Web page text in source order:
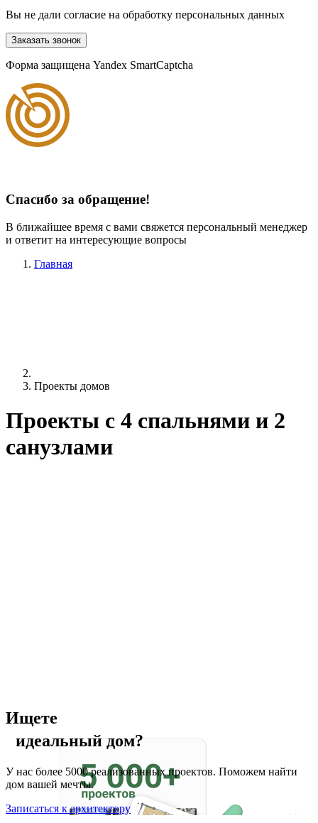
Вы не дали согласие на обработку персональных данных
Заказать звонок
Форма защищена Yandex SmartCaptcha
Спасибо за обращение!
В ближайшее время с вами свяжется персональный менеджер
и ответит на интересующие вопросы
Главная
Проекты домов
Проекты c 4 спальнями и 2
санузлами
Ищете
идеальный дом?
У нас более 5000 реализованных проектов. Поможем найти
дом вашей мечты.
Записаться к архитектору